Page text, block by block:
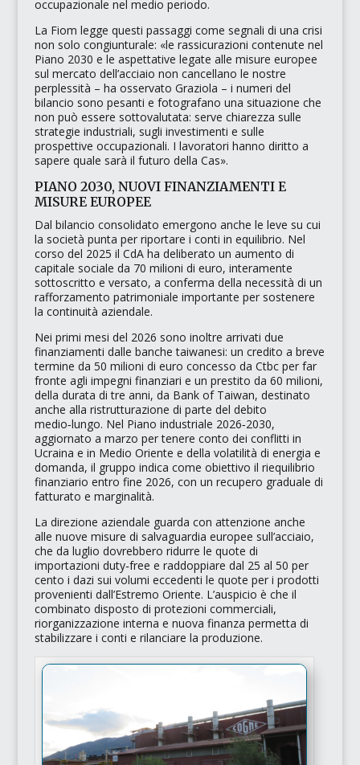
occupazionale nel medio periodo.
La Fiom legge questi passaggi come segnali di una crisi
non solo congiunturale: «le rassicurazioni contenute nel
Piano 2030 e le aspettative legate alle misure europee
sul mercato dell’acciaio non cancellano le nostre
perplessità – ha osservato Graziola – i numeri del
bilancio sono pesanti e fotografano una situazione che
non può essere sottovalutata: serve chiarezza sulle
strategie industriali, sugli investimenti e sulle
prospettive occupazionali. I lavoratori hanno diritto a
sapere quale sarà il futuro della Cas».
PIANO 2030, NUOVI FINANZIAMENTI E
MISURE EUROPEE
Dal bilancio consolidato emergono anche le leve su cui
la società punta per riportare i conti in equilibrio. Nel
corso del 2025 il CdA ha deliberato un aumento di
capitale sociale da 70 milioni di euro, interamente
sottoscritto e versato, a conferma della necessità di un
rafforzamento patrimoniale importante per sostenere
la continuità aziendale.
Nei primi mesi del 2026 sono inoltre arrivati due
finanziamenti dalle banche taiwanesi: un credito a breve
termine da 50 milioni di euro concesso da Ctbcper far
fronte agli impegni finanziari e un prestito da 60 milioni,
della durata di tre anni, da Bank of Taiwan, destinato
anche alla ristrutturazione di parte del debito
medio‑lungo. Nel Piano industriale 2026‑2030,
aggiornato a marzo per tenere conto dei conflitti in
Ucraina e in Medio Oriente e della volatilità di energia e
domanda, il gruppo indica come obiettivo il riequilibrio
finanziario entro fine 2026, con un recupero graduale di
fatturato e marginalità.
La direzione aziendale guarda con attenzione anche
alle nuove misure di salvaguardia europee sull’acciaio,
che da luglio dovrebbero ridurre le quote di
importazioni duty‑free e raddoppiare dal 25 al 50 per
cento i dazi sui volumi eccedenti le quote per i prodotti
provenienti dall’Estremo Oriente. L’auspicio è che il
combinato disposto di protezioni commerciali,
riorganizzazione interna e nuova finanza permetta di
stabilizzare i conti e rilanciare la produzione.